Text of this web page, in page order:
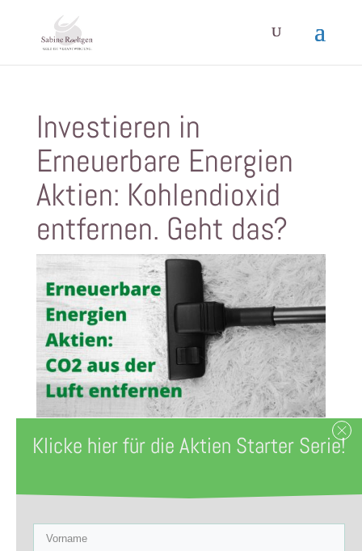
Investieren in
Erneuerbare Energien
Aktien: Kohlendioxid
entfernen. Geht das?
2022 bySabine Röltgen
Wir produzieren zu viel Kohlendioxid / CO2.
Klicke hier für die Aktien Starter Serie!